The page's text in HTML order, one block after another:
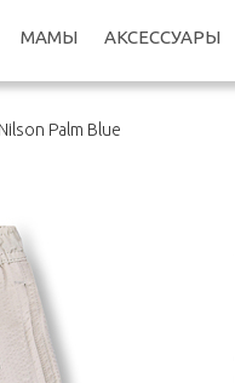
МАМЫ АКСЕССУАРЫ
Palm Blue